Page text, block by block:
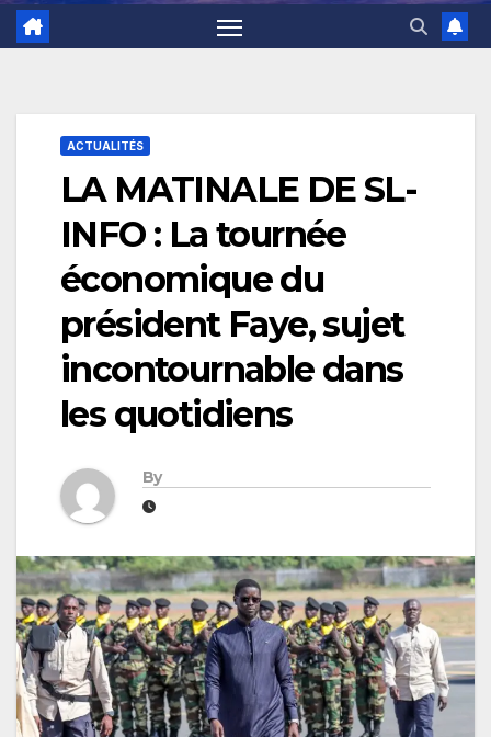
ACTUALITÉS
LA MATINALE DE SL-
INFO : La tournée
économique du
président Faye, sujet
incontournable dans
les quotidiens
By